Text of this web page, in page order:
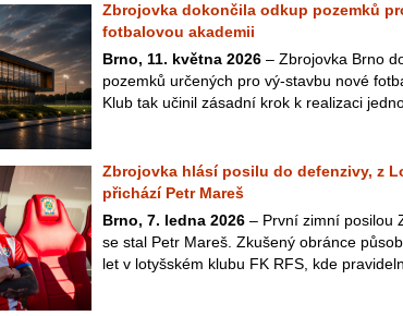
Zbrojovka dokončila odkup pozemků
fotbalovou akademii
Brno, 11. května 2026 – Zbrojovka Brno
pozemků určených pro vý-stavbu nové
Klub tak učinil zásadní krok k realizaci
Zbrojovka hlásí posilu do defenzivy, z
přichází Petr Mareš
Brno, 7. ledna 2026 – První zimní posilou
se stal Petr Mareš. Zkušený obránce
let v lotyšském klubu FK RFS, kde